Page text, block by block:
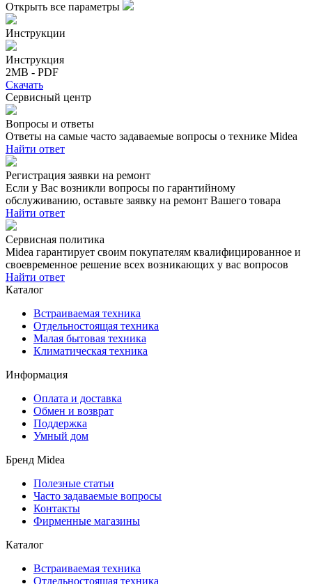
Открыть все параметры
Инструкции
Инструкция
2MB - PDF
Скачать
Сервисный центр
Вопросы и ответы
Ответы на самые часто задаваемые вопросы о технике Midea
Найти ответ
Регистрация заявки на ремонт
Если у Вас возникли вопросы по гарантийному
обслуживанию, оставьте заявку на ремонт Вашего товара
Найти ответ
Сервисная политика
Midea гарантирует своим покупателям квалифицированное и
своевременное решение всех возникающих у вас вопросов
Найти ответ
Каталог
Встраиваемая техника
Отдельностоящая техника
Малая бытовая техника
Климатическая техника
Информация
Оплата и доставка
Обмен и возврат
Поддержка
Умный дом
Бренд Midea
Полезные статьи
Часто задаваемые вопросы
Контакты
Фирменные магазины
Каталог
Встраиваемая техника
Отдельностоящая техника